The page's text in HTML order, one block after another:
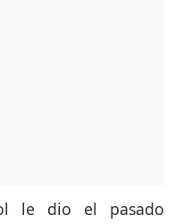
le dio el pasado